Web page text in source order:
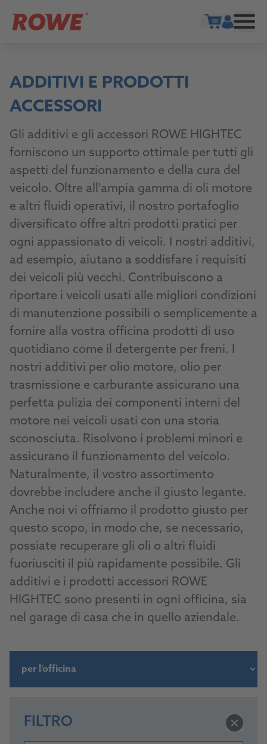
ADDITIVI E PRODOTTI
ACCESSORI
Gli additivi e gli accessori ROWE HIGHTEC
forniscono un supporto ottimale per tutti gli
aspetti del funzionamento e della cura del
veicolo. Oltre all'ampia gamma di oli motore
e altri fluidi operativi, il nostro portafoglio
diversificato offre altri prodotti pratici per
ogni appassionato di veicoli. I nostri additivi,
ad esempio, aiutano a soddisfare i requisiti
dei veicoli più vecchi. Contribuiscono a
riportare i veicoli usati alle migliori condizioni
di manutenzione possibili o semplicemente a
fornire alla vostra officina prodotti di uso
quotidiano come il detergente per freni. I
nostri additivi per olio motore, olio per
trasmissione e carburante assicurano una
perfetta pulizia dei componenti interni del
motore nei veicoli usati con una storia
sconosciuta. Risolvono i problemi minori e
assicurano il funzionamento del veicolo.
Naturalmente, il vostro assortimento
dovrebbe includere anche il giusto legante.
Anche noi vi offriamo il prodotto giusto per
questo scopo, in modo che, se necessario,
possiate recuperare gli oli o altri fluidi
fuoriusciti il più rapidamente possibile. Gli
additivi e i prodotti accessori ROWE
HIGHTEC sono presenti in ogni officina, sia
nel garage di casa che in quello aziendale.
FILTRO